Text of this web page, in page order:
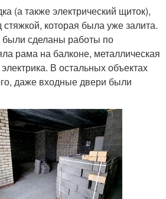
(а также электрический щиток),
которая была уже залита.
сделаны работы по
рама на балконе, металлическая
В остальных объектах
даже входные двери были